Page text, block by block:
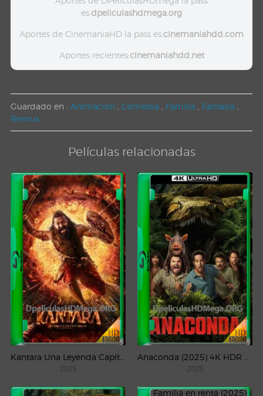
es:dpeliculashdmega.org
Aportes de CinemaniaHD la pass es:cinemaniahdd.com
Aportes recientes:cinemaniahdd.net
Guardado en : Animación Comedia Familia Fantasía
Remux
Películas relacionadas
2025 2025